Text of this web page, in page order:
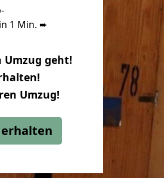
1 Min. ➨
geht!
Umzug!